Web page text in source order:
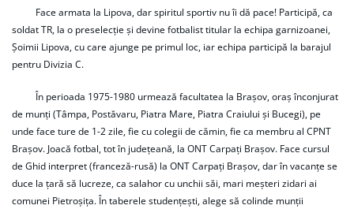
Face armata la Lipova, dar spiritul sportiv nu îi dă pace! Participă, ca
soldat TR, la o preselecție și devine fotbalist titular la echipa garnizoanei,
Șoimii Lipova, cu care ajunge pe primul loc, iar echipa participă la barajul
pentru Divizia C.
În perioada 1975-1980 urmează facultatea la Brașov, oraș înconjurat
de munți (Tâmpa, Postăvaru, Piatra Mare, Piatra Craiului și Bucegi), pe
unde face ture de 1-2 zile, fie cu colegii de cămin, fie ca membru al CPNT
Brașov. Joacă fotbal, tot în județeană, la ONT Carpați Brașov. Face cursul
de Ghid interpret (franceză-rusă) la ONT Carpați Brașov, dar în vacanțe se
duce la țară să lucreze, ca salahor cu unchii săi, mari meșteri zidari ai
comunei Pietroșița. În taberele studențești, alege să colinde munții